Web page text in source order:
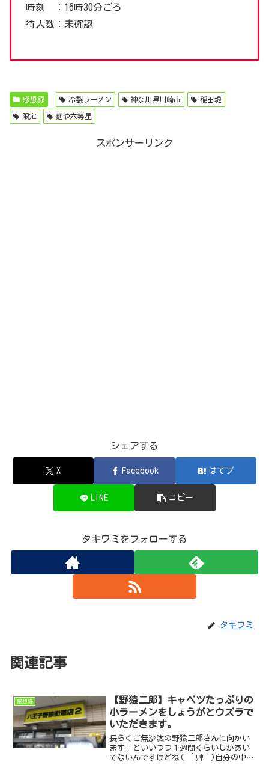
時刻 ：16時30分ごろ
待人数：未確認
感想録 冷製ラーメン 神奈川県川崎市 稲田堤
限定 麺や六等星
スポンサーリンク
シェアする
X Facebook はてブ
LINE コピー
タキワミをフォローする
タキワミ
関連記事
感想録
【野猿二郎】キャベツたっぷりの
小ラーメンをしょうがとウズラで
いただきます。
長らくご無沙汰の野猿二郎さんに向かい
ます。といいつつ１週間くらいしかあい
てないんですけどね( ´艸｀)自分の中で